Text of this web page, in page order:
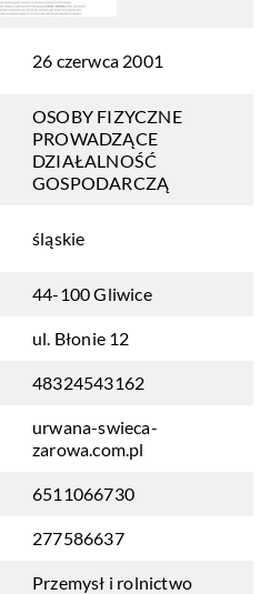
26 czerwca 2001
OSOBY FIZYCZNE
PROWADZĄCE
DZIAŁALNOŚĆ
GOSPODARCZĄ
śląskie
44-100 Gliwice
ul. Błonie 12
48324543162
urwana-swieca-
zarowa.com.pl
6511066730
277586637
Przemysł i rolnictwo